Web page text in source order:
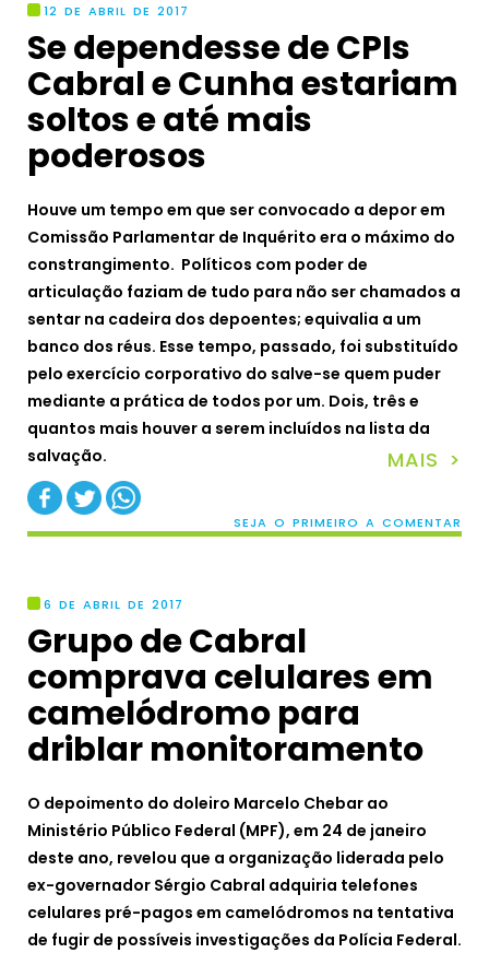
12 DE ABRIL DE 2017
Se dependesse de CPIs
Cabral e Cunha estariam
soltos e até mais
poderosos
Houve um tempo em que ser convocado a depor em
Comissão Parlamentar de Inquérito era o máximo do
constrangimento. Políticos com poder de
articulação faziam de tudo para não ser chamados a
sentar na cadeira dos depoentes; equivalia a um
banco dos réus. Esse tempo, passado, foi substituído
pelo exercício corporativo do salve-se quem puder
mediante a prática de todos por um. Dois, três e
quantos mais houver a serem incluídos na lista da
salvação.
MAIS >
SEJA O PRIMEIRO A COMENTAR
6 DE ABRIL DE 2017
Grupo de Cabral
comprava celulares em
camelódromo para
driblar monitoramento
O depoimento do doleiro Marcelo Chebar ao
Ministério Público Federal (MPF), em 24 de janeiro
deste ano, revelou que a organização liderada pelo
ex-governador Sérgio Cabral adquiria telefones
celulares pré-pagos em camelódromos na tentativa
de fugir de possíveis investigações da Polícia Federal.